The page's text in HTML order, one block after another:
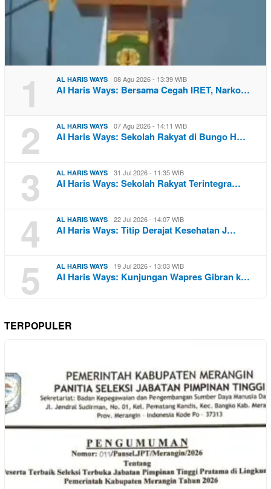
1 AL HARIS WAYS 08 Agu 2026 - 13:39 WIB
Al Haris Ways: Bersama Cegah IRET, Narko…
2 AL HARIS WAYS 07 Agu 2026 - 14:11 WIB
Al Haris Ways: Sekolah Rakyat di Bungo H…
3 AL HARIS WAYS 31 Jul 2026 - 11:35 WIB
Al Haris Ways: Sekolah Rakyat Terintegra…
4 AL HARIS WAYS 22 Jul 2026 - 14:07 WIB
Al Haris Ways: Titip Derajat Kesehatan J…
5 AL HARIS WAYS 19 Jul 2026 - 13:03 WIB
Al Haris Ways: Kunjungan Wapres Gibran k…
TERPOPULER